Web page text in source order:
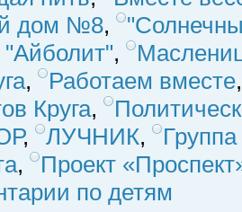
дом №8,
"Айболит",
, Работаем вместе
Круга,
, ЛУЧНИК,
,
Проект
по детям